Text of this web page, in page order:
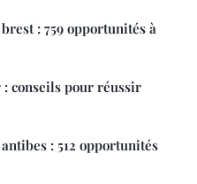
: 759 opportunités à
conseils pour réussir
: 512 opportunités